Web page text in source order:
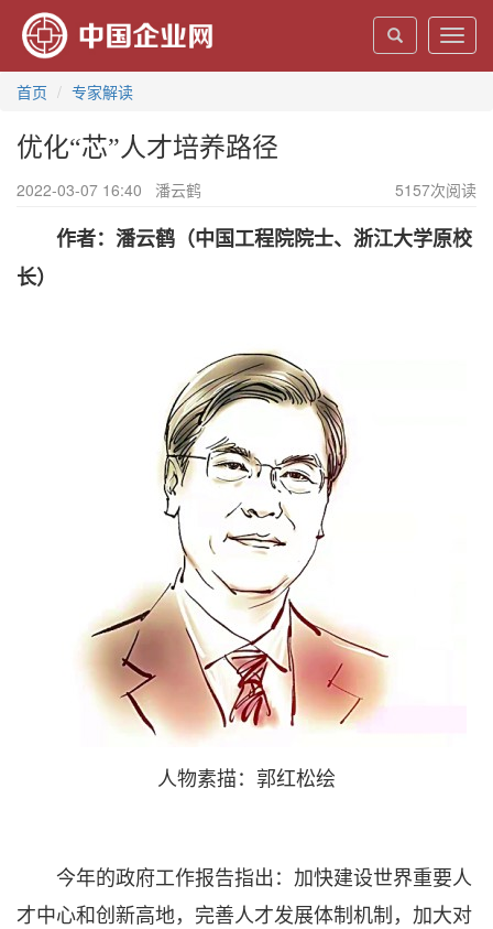
首页
专家解读
优化“芯”人才培养路径
2022-03-07 16:40 潘云鹤 5157次阅读
作者：潘云鹤（中国工程院院士、浙江大学原校
长）
人物素描：郭红松绘
今年的政府工作报告指出：加快建设世界重要人
才中心和创新高地，完善人才发展体制机制，加大对